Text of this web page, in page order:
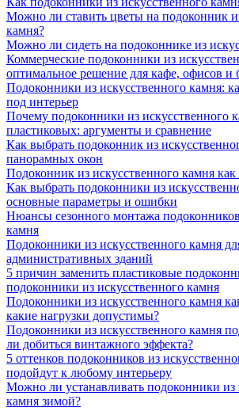
Можно ли ставить цветы на подоконник
камня?
Можно ли сидеть на подоконнике из
Коммерческие подоконники из
оптимальное решение для кафе, офисов и
Подоконники из искусственного камня:
под интерьер
Почему подоконники из искусственного
пластиковых: аргументы и сравнение
Как выбрать подоконник из
панорамных окон
Подоконник из искусственного камня как
Как выбрать подоконники из
основные параметры и ошибки
Нюансы сезонного монтажа
камня
Подоконники из искусственного камня
административных зданий
5 причин заменить пластиковые
подоконники из искусственного камня
Подоконники из искусственного камня
какие нагрузки допустимы?
Подоконники из искусственного камня
ли добиться винтажного эффекта?
5 оттенков подоконников из
подойдут к любому интерьеру
Можно ли устанавливать подоконники из
камня зимой?